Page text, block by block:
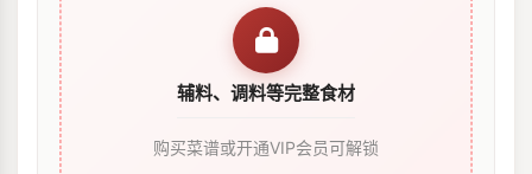
辅料、调料等完整食材
购买菜谱或开通VIP会员可解锁